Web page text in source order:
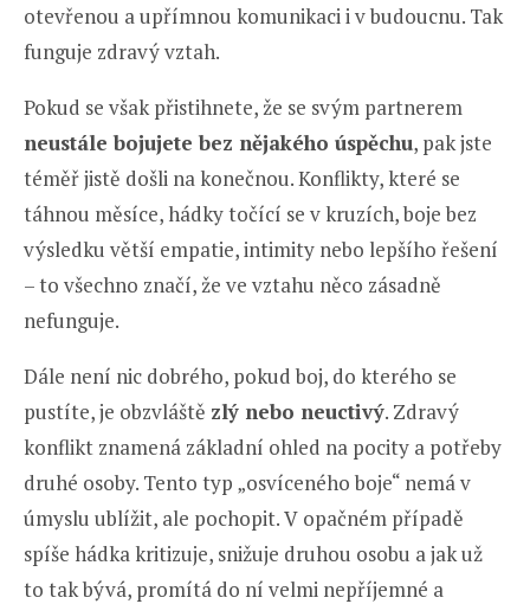
otevřenou a upřímnou komunikaci i v budoucnu. Tak
funguje zdravý vztah.
Pokud se však přistihnete, že se svým partnerem
neustále bojujete bez nějakého úspěchu, pak jste
téměř jistě došli na konečnou. Konflikty, které se
táhnou měsíce, hádky točící se v kruzích, boje bez
výsledku větší empatie, intimity nebo lepšího řešení
– to všechno značí, že ve vztahu něco zásadně
nefunguje.
Dále není nic dobrého, pokud boj, do kterého se
pustíte, je obzvláště zlý nebo neuctivý. Zdravý
konflikt znamená základní ohled na pocity a potřeby
druhé osoby. Tento typ „osvíceného boje“ nemá v
úmyslu ublížit, ale pochopit. V opačném případě
spíše hádka kritizuje, snižuje druhou osobu a jak už
to tak bývá, promítá do ní velmi nepříjemné a